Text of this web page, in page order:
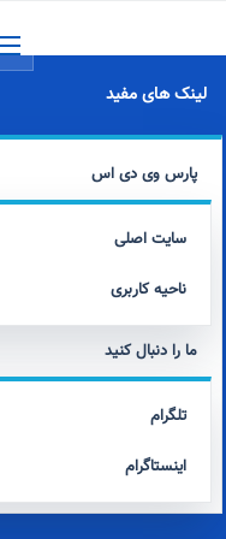
لینک های مفید
پارس وی دی اس
سایت اصلی
ناحیه کاربری
ما را دنبال کنید
تلگرام
اینستاگرام